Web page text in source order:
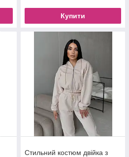
Купити
Стильний костюм двійка з